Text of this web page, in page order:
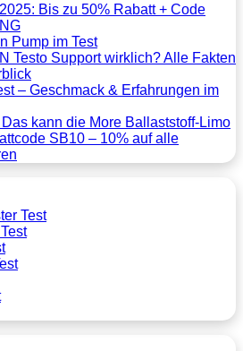
Bis zu 50% Rabatt + Code
Pump im Test
Testo Support wirklich? Alle Fakten
– Geschmack & Erfahrungen im
Das kann die More Ballaststoff-Limo
SB10 – 10% auf alle
Test